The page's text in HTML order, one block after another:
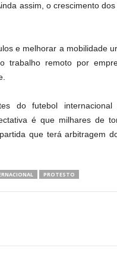
assim, o crescimento
e melhorar a mobilidade
trabalho remoto por
do futebol
é que milhares de
que terá arbitragem
PROTESTO